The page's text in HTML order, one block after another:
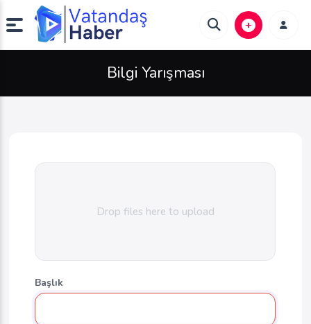
Bilgi Yarışması
Drop files here to upload
Başlık